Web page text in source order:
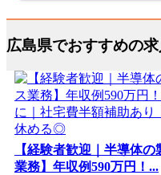
広島県でおすすめの求
【経験者歓迎｜半導体
業務】年収例590万円！...